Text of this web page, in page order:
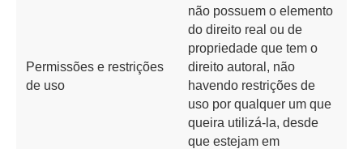
Permissões e restrições
de uso
não possuem o elemento
do direito real ou de
propriedade que tem o
direito autoral, não
havendo restrições de
uso por qualquer um que
queira utilizá-la, desde
que estejam em